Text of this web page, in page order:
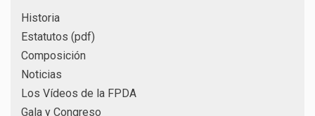
Historia
Estatutos (pdf)
Composición
Noticias
Los Vídeos de la FPDA
Gala y Congreso